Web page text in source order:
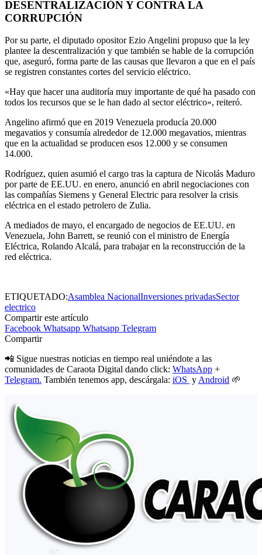
DESENTRALIZACIÓN Y CONTRA LA
CORRUPCIÓN
Por su parte, el diputado opositor Ezio Angelini propuso que la ley
plantee la descentralización y que también se hable de la corrupción
que, aseguró, forma parte de las causas que llevaron a que en el país
se registren constantes cortes del servicio eléctrico.
«Hay que hacer una auditoría muy importante de qué ha pasado con
todos los recursos que se le han dado al sector eléctrico», reiteró.
Angelino afirmó que en 2019 Venezuela producía 20.000
megavatios y consumía alrededor de 12.000 megavatios, mientras
que en la actualidad se producen esos 12.000 y se consumen
14.000.
Rodríguez, quien asumió el cargo tras la captura de Nicolás Maduro
por parte de EE.UU. en enero, anunció en abril negociaciones con
las compañías Siemens y General Electric para resolver la crisis
eléctrica en el estado petrolero de Zulia.
A mediados de mayo, el encargado de negocios de EE.UU. en
Venezuela, John Barrett, se reunió con el ministro de Energía
Eléctrica, Rolando Alcalá, para trabajar en la reconstrucción de la
red eléctrica.
ETIQUETADO:Asamblea NacionalInversiones privadasSector
electrico
Compartir este artículo
Facebook Whatsapp Whatsapp Telegram
Compartir
📲 Sigue nuestras noticias en tiempo real uniéndote a las
comunidades de Caraota Digital dando click: WhatsApp +
Telegram. También tenemos app, descárgala: iOS y Android 🌱